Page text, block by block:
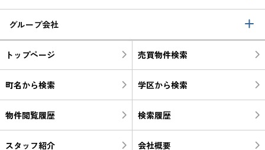
グループ会社
トップページ 売買物件検索
町名から検索 学区から検索
物件閲覧履歴 検索履歴
スタッフ紹介 会社概要